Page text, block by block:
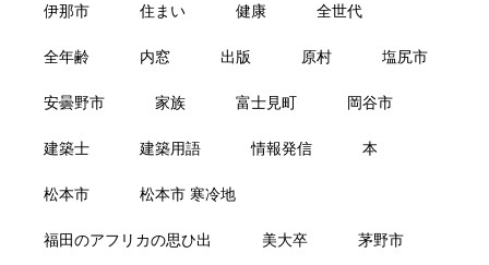
伊那市 住まい 健康 全世代
全年齢 内窓 出版 原村 塩尻市
安曇野市 家族 富士見町 岡谷市
建築士 建築用語 情報発信 本
松本市 松本市 寒冷地
福田のアフリカの思ひ出 美大卒 茅野市